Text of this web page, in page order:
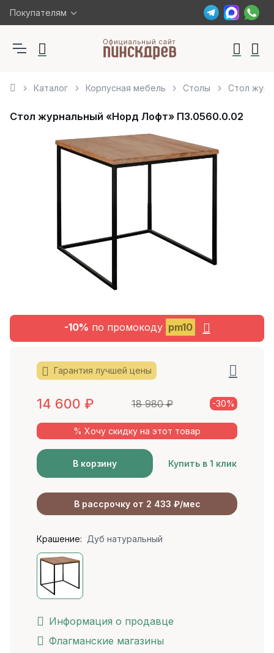
Покупателям
Каталог Корпусная мебель Столы Стол
Стол журнальный «Норд Лофт» П3.0560.0.02
-10% по промокоду pm10
Гарантия лучшей цены
14 600 ₽ 18 980₽ -30%
% Хочу скидку на этот товар
В корзину Купить в 1 клик
В рассрочку от 2 433 ₽/мес
Крашение: Дуб натуральный
Информация о продавце
Флагманские магазины